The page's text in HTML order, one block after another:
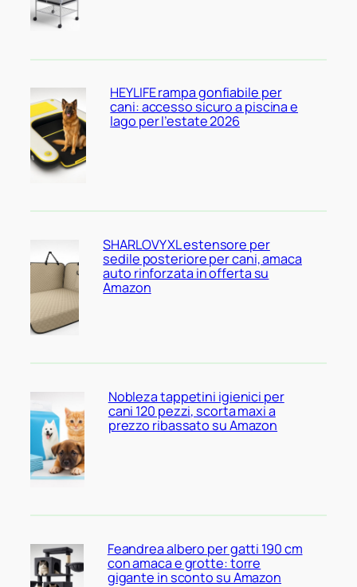
HEYLIFE rampa gonfiabile per
cani: accesso sicuro a piscina e
lago per l’estate 2026
SHARLOVY XL estensore per
sedile posteriore per cani, amaca
auto rinforzata in offerta su
Amazon
Nobleza tappetini igienici per
cani 120 pezzi, scorta maxi a
prezzo ribassato su Amazon
Feandrea albero per gatti 190 cm
con amaca e grotte: torre
gigante in sconto su Amazon